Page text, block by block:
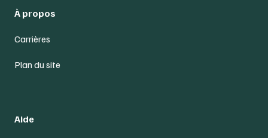
À propos
Carrières
Plan du site
Aide